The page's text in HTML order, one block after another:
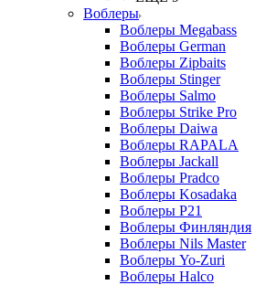
Воблеры
Воблеры Megabass
Воблеры German
Воблеры Zipbaits
Воблеры Stinger
Воблеры Salmo
Воблеры Strike Pro
Воблеры Daiwa
Воблеры RAPALA
Воблеры Jackall
Воблеры Pradco
Воблеры Kosadaka
Воблеры P21
Воблеры Финляндия
Воблеры Nils Master
Воблеры Yo-Zuri
Воблеры Halco